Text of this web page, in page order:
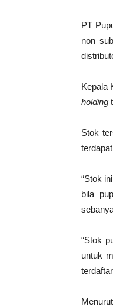
PT
non
Kepala
holding
Stok
“Stok
bila
“Stok
untuk